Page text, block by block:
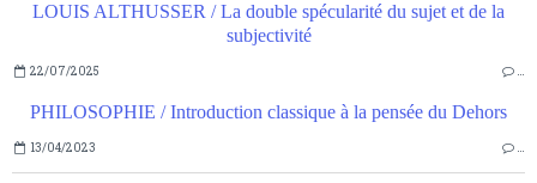
LOUIS ALTHUSSER / La double spécularité du sujet et de la
subjectivité
22/07/2025 …
PHILOSOPHIE / Introduction classique à la pensée du Dehors
13/04/2023 …